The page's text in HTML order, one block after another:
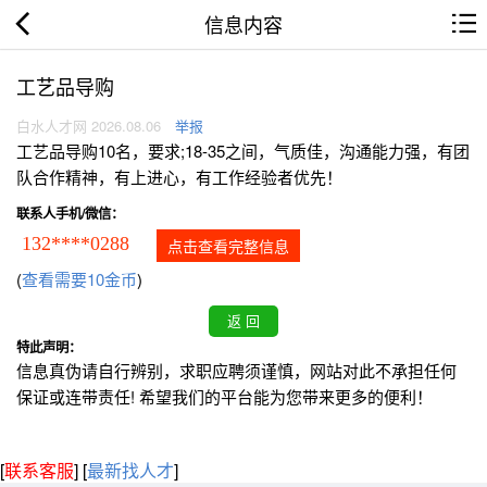
信息内容
工艺品导购
白水人才网 2026.08.06 举报
工艺品导购10名，要求;18-35之间，气质佳，沟通能力强，有团
队合作精神，有上进心，有工作经验者优先！
联系人手机/微信：
132****0288 点击查看完整信息
(查看需要10金币)
特此声明：
信息真伪请自行辨别，求职应聘须谨慎，网站对此不承担任何
保证或连带责任! 希望我们的平台能为您带来更多的便利！
[联系客服] [最新找人才]